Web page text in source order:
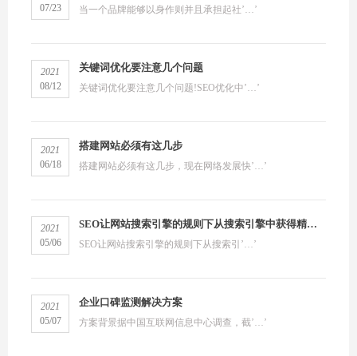
当一个品牌能够以身作则并且承担起社’…’
07/23
关键词优化要注意几个问题
关键词优化要注意几个问题!SEO优化中’…’
2021
08/12
搭建网站必须有这几步
搭建网站必须有这几步，现在网络发展快’…’
2021
06/18
SEO让网站搜索引擎的规则下从搜索引擎中获得精准流量
SEO让网站搜索引擎的规则下从搜索引’…’
2021
05/06
企业口碑监测解决方案
方案背景据中国互联网信息中心调查，截’…’
2021
05/07